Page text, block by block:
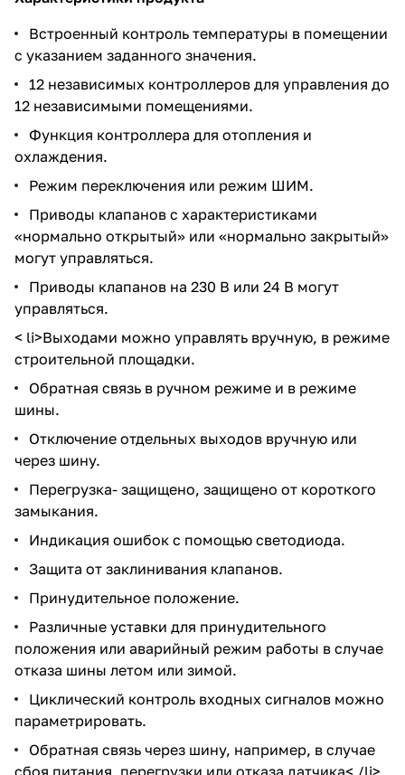
Встроенный контроль температуры в помещении
с указанием заданного значения.
12 независимых контроллеров для управления до
12 независимыми помещениями.
Функция контроллера для отопления и
охлаждения.
Режим переключения или режим ШИМ.
Приводы клапанов с характеристиками
«нормально открытый» или «нормально закрытый»
могут управляться.
Приводы клапанов на 230 В или 24 В могут
управляться.
< li>Выходами можно управлять вручную, в режиме
строительной площадки.
Обратная связь в ручном режиме и в режиме
шины.
Отключение отдельных выходов вручную или
через шину.
Перегрузка- защищено, защищено от короткого
замыкания.
Индикация ошибок с помощью светодиода.
Защита от заклинивания клапанов.
Принудительное положение.
Различные уставки для принудительного
положения или аварийный режим работы в случае
отказа шины летом или зимой.
Циклический контроль входных сигналов можно
параметрировать.
Обратная связь через шину, например, в случае
сбоя питания, перегрузки или отказа датчика< /li>